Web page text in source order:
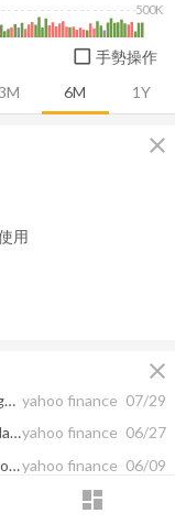
dashboard
6M 1Y
500K
手勢操作
close
用
close
Regional SA de Cv (MEX:RA) Q2 2026 Earnings Call Highlights: Navigating Challenges with ... yahoo finance 07/29
Brookfield Real Assets Income Fund Inc. Declares Q3 2026 Distribution Scheduleyahoo finance 06/27
Brookfield Real Assets Income Fund Inc. Announces Portfolio Management Team Changeyahoo finance 06/09
yahoo finance